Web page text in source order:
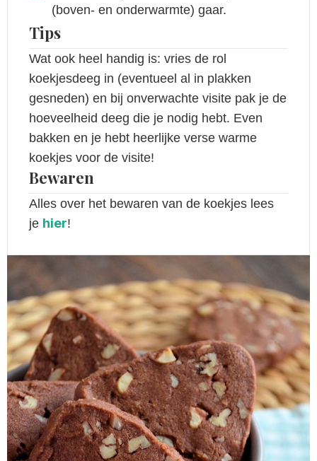
(boven- en onderwarmte) gaar.
Tips
Wat ook heel handig is: vries de rol
koekjesdeeg in (eventueel al in plakken
gesneden) en bij onverwachte visite pak je de
hoeveelheid deeg die je nodig hebt. Even
bakken en je hebt heerlijke verse warme
koekjes voor de visite!
Bewaren
Alles over het bewaren van de koekjes lees
je hier!